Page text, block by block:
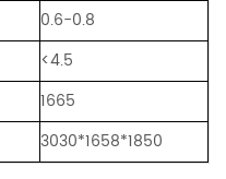
0.6-0.8
<4.5
1665
3030*1658*1850